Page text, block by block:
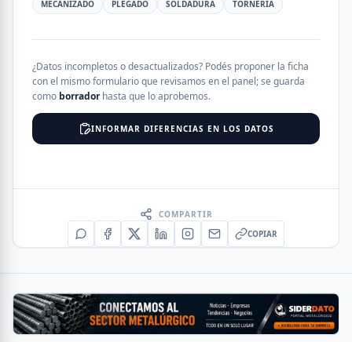
MECANIZADO
PLEGADO SOLDADURA TORNERÍA
¿Datos incompletos o desactualizados? Podés proponer la ficha
con el mismo formulario que revisamos en el panel; se guarda
como borradorhasta que lo aprobemos.
INFORMAR DIFERENCIAS EN LOS DATOS
COMPARTIR
COPIAR